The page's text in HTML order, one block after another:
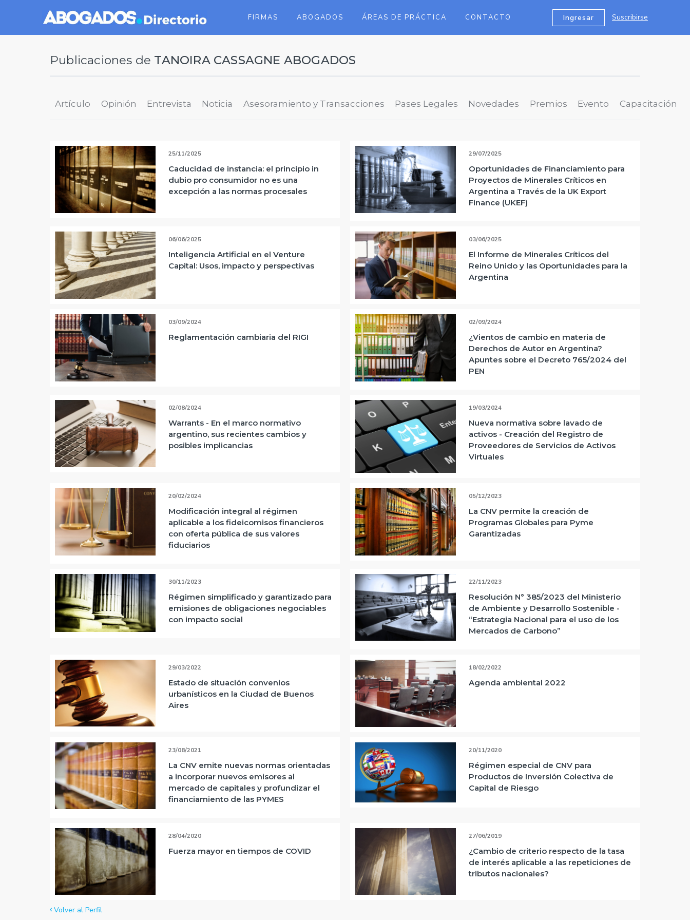
FIRMAS ABOGADOS ÁREAS DE PRÁCTICA CONTACTO Ingresar Suscribirse
Publicaciones de TANOIRA CASSAGNE ABOGADOS
Artículo Opinión Entrevista Noticia Asesoramiento y Transacciones Pases Legales Novedades Premios Evento Capacitación
25/11/2025
Caducidad de instancia: el principio in
dubio pro consumidor no es una
excepción a las normas procesales
29/07/2025
Oportunidades de Financiamiento para
Proyectos de Minerales Críticos en
Argentina a Través de la UK Export
Finance (UKEF)
06/06/2025
Inteligencia Artificial en el Venture
Capital: Usos, impacto y perspectivas
03/06/2025
El Informe de Minerales Críticos del
Reino Unido y las Oportunidades para la
Argentina
03/09/2024
Reglamentación cambiaria del RIGI
02/09/2024
¿Vientos de cambio en materia de
Derechos de Autor en Argentina?
Apuntes sobre el Decreto 765/2024 del
PEN
02/08/2024
Warrants - En el marco normativo
argentino, sus recientes cambios y
posibles implicancias
19/03/2024
Nueva normativa sobre lavado de
activos - Creación del Registro de
Proveedores de Servicios de Activos
Virtuales
20/02/2024
Modificación integral al régimen
aplicable a los fideicomisos financieros
con oferta pública de sus valores
fiduciarios
05/12/2023
La CNV permite la creación de
Programas Globales para Pyme
Garantizadas
30/11/2023
Régimen simplificado y garantizado para
emisiones de obligaciones negociables
con impacto social
22/11/2023
Resolución N° 385/2023 del Ministerio
de Ambiente y Desarrollo Sostenible -
“Estrategia Nacional para el uso de los
Mercados de Carbono”
29/03/2022
Estado de situación convenios
urbanísticos en la Ciudad de Buenos
Aires
18/02/2022
Agenda ambiental 2022
23/08/2021
La CNV emite nuevas normas orientadas
a incorporar nuevos emisores al
mercado de capitales y profundizar el
financiamiento de las PYMES
20/11/2020
Régimen especial de CNV para
Productos de Inversión Colectiva de
Capital de Riesgo
28/04/2020
Fuerza mayor en tiempos de COVID
27/06/2019
¿Cambio de criterio respecto de la tasa
de interés aplicable a las repeticiones de
tributos nacionales?
Volver al Perfil